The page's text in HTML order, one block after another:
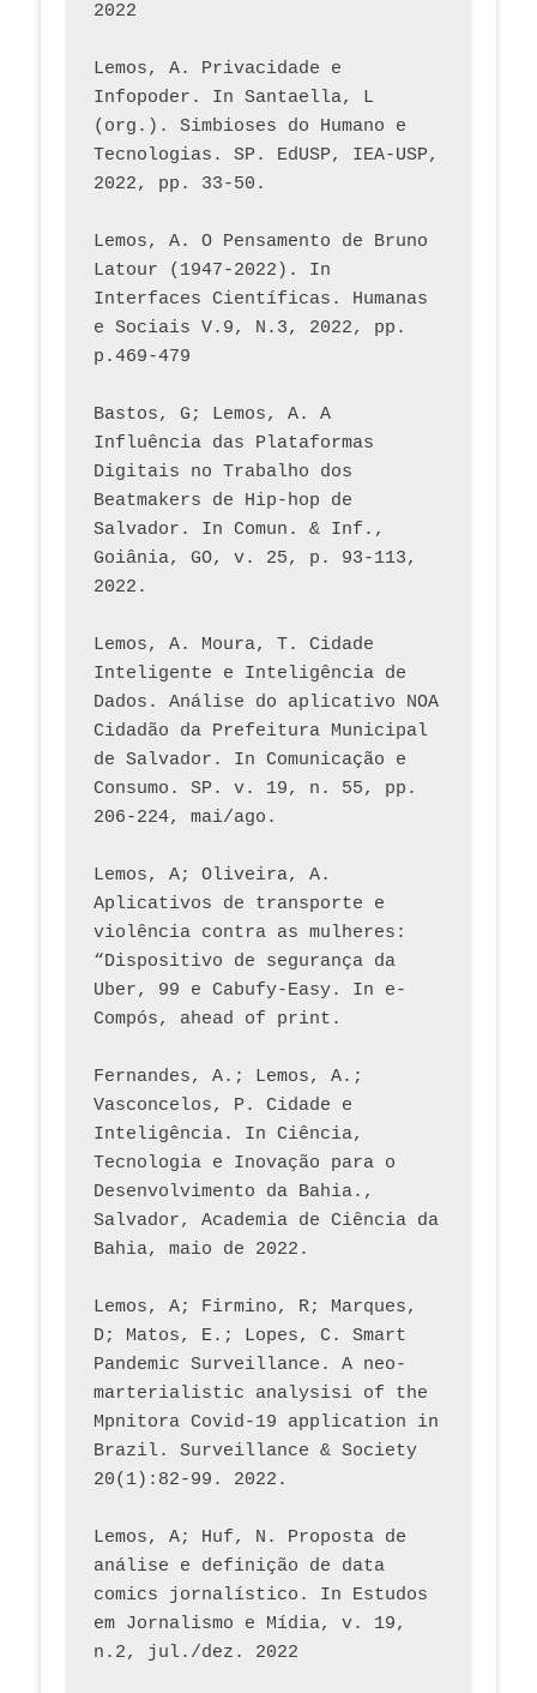
2022
Lemos, A. Privacidade e
Infopoder. In Santaella, L
(org.). Simbioses do Humano e
Tecnologias. SP. EdUSP, IEA-USP,
2022, pp. 33-50.
Lemos, A. O Pensamento de Bruno
Latour (1947-2022). In
Interfaces Científicas. Humanas
e Sociais V.9, N.3, 2022, pp.
p.469-479
Bastos, G; Lemos, A. A
Influência das Plataformas
Digitais no Trabalho dos
Beatmakers de Hip-hop de
Salvador. In Comun. & Inf.,
Goiânia, GO, v. 25, p. 93-113,
2022.
Lemos, A. Moura, T. Cidade
Inteligente e Inteligência de
Dados. Análise do aplicativo NOA
Cidadão da Prefeitura Municipal
de Salvador. In Comunicação e
Consumo. SP. v. 19, n. 55, pp.
206-224, mai/ago.
Lemos, A; Oliveira, A.
Aplicativos de transporte e
violência contra as mulheres:
“Dispositivo de segurança da
Uber, 99 e Cabufy-Easy. In e-
Compós, ahead of print.
Fernandes, A.; Lemos, A.;
Vasconcelos, P. Cidade e
Inteligência. In Ciência,
Tecnologia e Inovação para o
Desenvolvimento da Bahia.,
Salvador, Academia de Ciência da
Bahia, maio de 2022.
Lemos, A; Firmino, R; Marques,
D; Matos, E.; Lopes, C. Smart
Pandemic Surveillance. A neo-
marterialistic analysisi of the
Mpnitora Covid-19 application in
Brazil. Surveillance & Society
20(1):82-99. 2022.
Lemos, A; Huf, N. Proposta de
análise e definição de data
comics jornalístico. In Estudos
em Jornalismo e Mídia, v. 19,
n.2, jul./dez. 2022